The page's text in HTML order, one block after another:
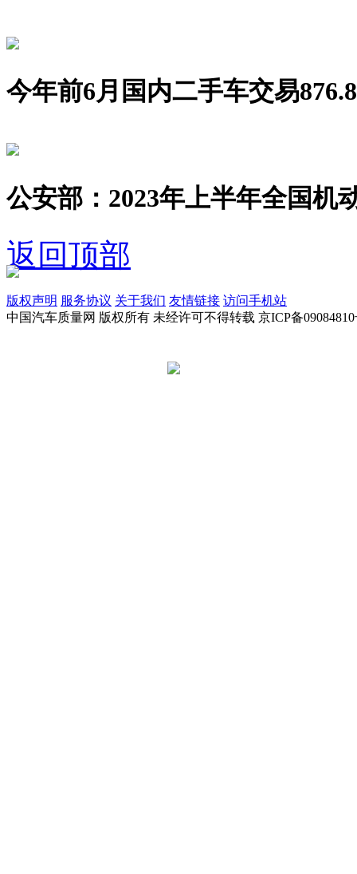
今年前6月国内二手车交易
公安部：2023年上半年全国机
返回顶部
版权声明 服务协议 关于我们 友情链接 访问手机站
中国汽车质量网 版权所有 未经许可不得转载 京ICP备09084810